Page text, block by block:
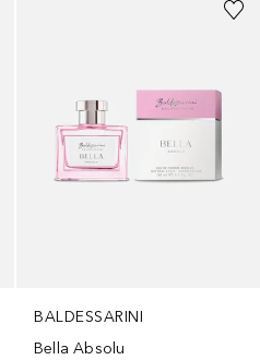
BALDESSARINI
Bella Absolu